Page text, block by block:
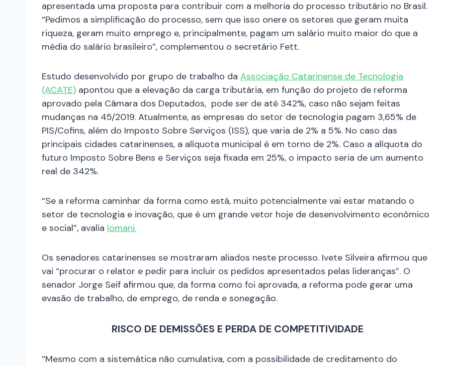
apresentada uma proposta para contribuir com a melhoria do processo tributário no Brasil.
“Pedimos a simplificação do processo, sem que isso onere os setores que geram muita
riqueza, geram muito emprego e, principalmente, pagam um salário muito maior do que a
média do salário brasileiro”, complementou o secretário Fett.
Estudo desenvolvido por grupo de trabalho da Associação Catarinense de Tecnologia
(ACATE) apontou que a elevação da carga tributária, em função do projeto de reforma
aprovado pela Câmara dos Deputados, pode ser de até 342%, caso não sejam feitas
mudanças na 45/2019. Atualmente, as empresas do setor de tecnologia pagam 3,65% de
PIS/Cofins, além do Imposto Sobre Serviços (ISS), que varia de 2% a 5%. No caso das
principais cidades catarinenses, a alíquota municipal é em torno de 2%. Caso a alíquota do
futuro Imposto Sobre Bens e Serviços seja fixada em 25%, o impacto seria de um aumento
real de 342%.
“Se a reforma caminhar da forma como está, muito potencialmente vai estar matando o
setor de tecnologia e inovação, que é um grande vetor hoje de desenvolvimento econômico
e social”, avalia Iomani.
Os senadores catarinenses se mostraram aliados neste processo. Ivete Silveira afirmou que
vai “procurar o relator e pedir para incluir os pedidos apresentados pelas lideranças”. O
senador Jorge Seif afirmou que, da forma como foi aprovada, a reforma pode gerar uma
evasão de trabalho, de emprego, de renda e sonegação.
RISCO DE DEMISSÕES E PERDA DE COMPETITIVIDADE
“Mesmo com a sistemática não cumulativa, com a possibilidade de creditamento do